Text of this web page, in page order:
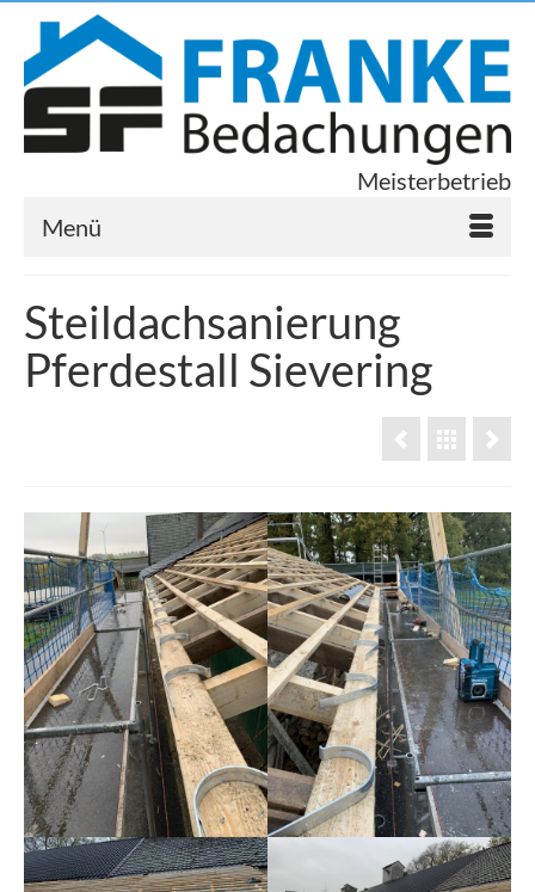
Meisterbetrieb
Menü
Steildachsanierung
Pferdestall Sievering